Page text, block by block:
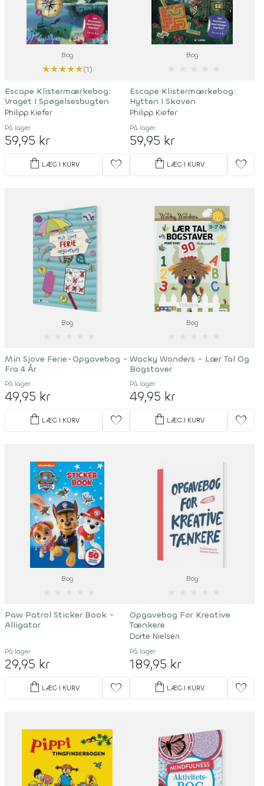
Bog
★★★★★(1)
Escape Klistermærkebog:
Vraget I Spøgelsesbugten
Philipp Kiefer
På lager
59,95 kr
shopping_bag LÆG I KURV favorite
Bog
Escape Klistermærkebog:
Hytten I Skoven
Philipp Kiefer
På lager
59,95 kr
shopping_bag LÆG I KURV favorite
Bog
Min Sjove Ferie-Opgavebog -
Fra 4 År
På lager
49,95 kr
shopping_bag LÆG I KURV favorite
Bog
Wacky Wonders - Lær Tal Og
Bogstaver
På lager
49,95 kr
shopping_bag LÆG I KURV favorite
Bog
Paw Patrol Sticker Book -
Alligator
På lager
29,95 kr
shopping_bag LÆG I KURV favorite
Bog
Opgavebog For Kreative
Tænkere
Dorte Nielsen
På lager
189,95 kr
shopping_bag LÆG I KURV favorite